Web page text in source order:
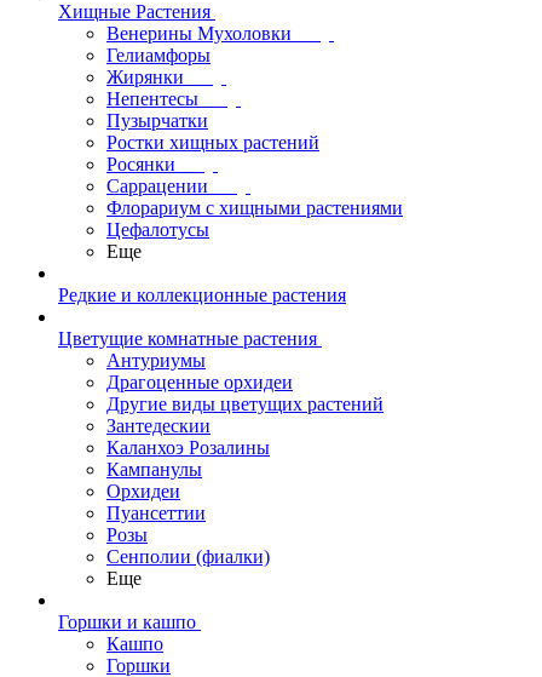
Хищные Растения
Венерины Мухоловки
Гелиамфоры
Жирянки
Непентесы
Пузырчатки
Ростки хищных растений
Росянки
Саррацении
Флорариум с хищными растениями
Цефалотусы
Еще
Редкие и коллекционные растения
Цветущие комнатные растения
Антуриумы
Драгоценные орхидеи
Другие виды цветущих растений
Зантедескии
Каланхоэ Розалины
Кампанулы
Орхидеи
Пуансеттии
Розы
Сенполии (фиалки)
Еще
Горшки и кашпо
Кашпо
Горшки